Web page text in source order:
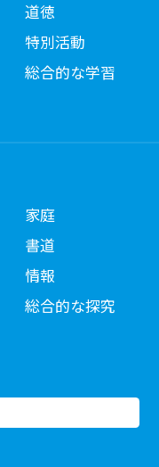
道徳
特別活動
総合的な学習
家庭
書道
情報
総合的な探究